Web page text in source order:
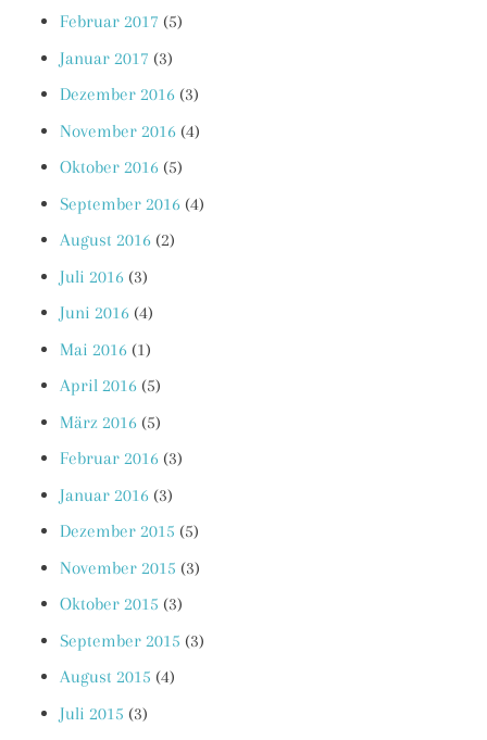
Februar 2017 (5)
Januar 2017 (3)
Dezember 2016 (3)
November 2016 (4)
Oktober 2016 (5)
September 2016 (4)
August 2016 (2)
Juli 2016 (3)
Juni 2016 (4)
Mai 2016 (1)
April 2016 (5)
März 2016 (5)
Februar 2016 (3)
Januar 2016 (3)
Dezember 2015 (5)
November 2015 (3)
Oktober 2015 (3)
September 2015 (3)
August 2015 (4)
Juli 2015 (3)